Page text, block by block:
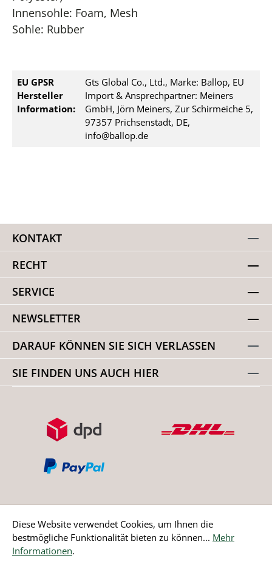
Innensohle: Foam, Mesh
Sohle: Rubber
EU GPSR
Hersteller
Information:
Gts Global Co., Ltd., Marke: Ballop, EU
Import & Ansprechpartner: Meiners
GmbH, Jörn Meiners, Zur Schirmeiche 5,
97357 Prichsenstadt, DE,
info@ballop.de
KONTAKT
RECHT
SERVICE
NEWSLETTER
DARAUF KÖNNEN SIE SICH VERLASSEN
SIE FINDEN UNS AUCH HIER
Bestellung widerrufen
Diese Website verwendet Cookies, um Ihnen die
bestmögliche Funktionalität bieten zu können... Mehr
Informationen.